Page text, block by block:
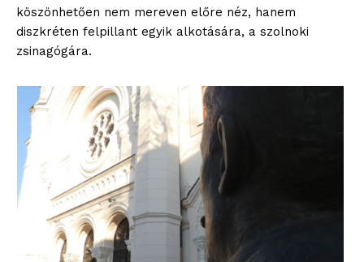
köszönhetően nem mereven előre néz, hanem
diszkréten felpillant egyik alkotására, a szolnoki
zsinagógára.